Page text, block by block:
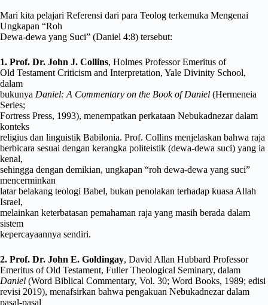
Mari kita pelajari Referensi dari para Teolog terkemuka Mengenai
Ungkapan “Roh
Dewa-dewa yang Suci” (Daniel 4:8) tersebut:
1. Prof. Dr. John J. Collins, Holmes Professor Emeritus of
Old Testament Criticism and Interpretation, Yale Divinity School,
dalam
bukunya Daniel: A Commentary on the Book of Daniel (Hermeneia
Series;
Fortress Press, 1993), menempatkan perkataan Nebukadnezar dalam
konteks
religius dan linguistik Babilonia. Prof. Collins menjelaskan bahwa raja
berbicara sesuai dengan kerangka politeistik (dewa-dewa suci) yang ia
kenal,
sehingga dengan demikian, ungkapan “roh dewa-dewa yang suci”
mencerminkan
latar belakang teologi Babel, bukan penolakan terhadap kuasa Allah
Israel,
melainkan keterbatasan pemahaman raja yang masih berada dalam
sistem
kepercayaannya sendiri.
2. Prof. Dr. John E. Goldingay, David Allan Hubbard Professor
Emeritus of Old Testament, Fuller Theological Seminary, dalam
Daniel (Word Biblical Commentary, Vol. 30; Word Books, 1989; edisi
revisi 2019), menafsirkan bahwa pengakuan Nebukadnezar dalam
pasal-pasal